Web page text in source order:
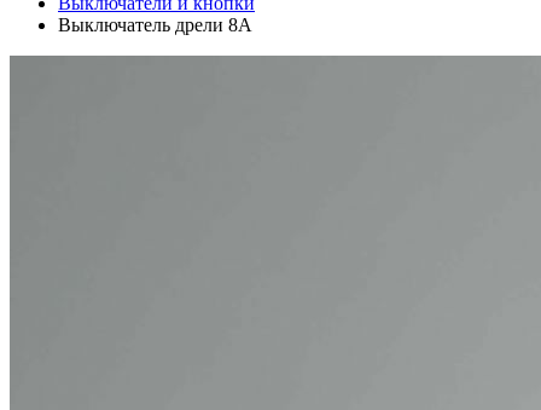
Выключатель дрели 8A